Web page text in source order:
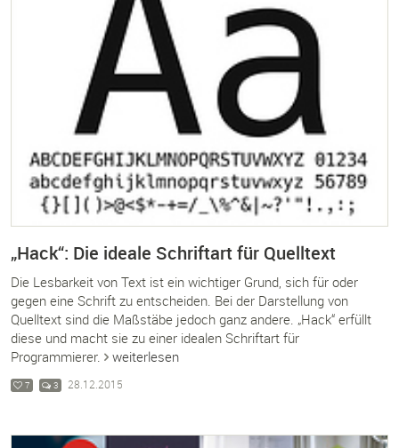
„Hack“: Die ideale Schriftart für Quelltext
Die Lesbarkeit von Text ist ein wichtiger Grund, sich für oder
gegen eine Schrift zu entscheiden. Bei der Darstellung von
Quelltext sind die Maßstäbe jedoch ganz andere. „Hack“ erfüllt
diese und macht sie zu einer idealen Schriftart für
Programmierer.
weiterlesen
7 3 28.12.2015